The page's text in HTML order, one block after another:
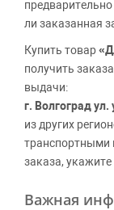
ли заказанная
Купить товар
получить
выдачи:
г. Волгоград
из других
транспортными
заказа,
Важная